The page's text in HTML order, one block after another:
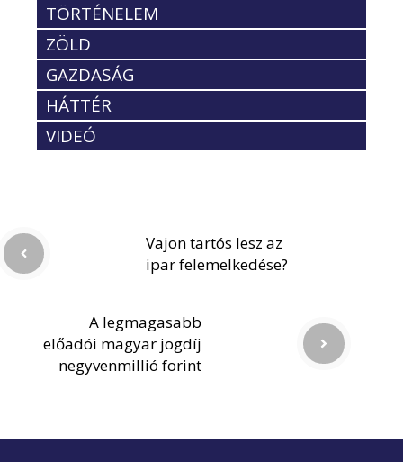
TÖRTÉNELEM
ZÖLD
GAZDASÁG
HÁTTÉR
VIDEÓ
Vajon tartós lesz az
ipar felemelkedése?
A legmagasabb
előadói magyar jogdíj
negyvenmillió forint